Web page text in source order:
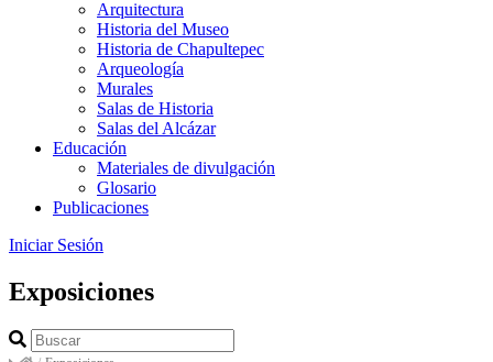
Arquitectura
Historia del Museo
Historia de Chapultepec
Arqueología
Murales
Salas de Historia
Salas del Alcázar
Educación
Materiales de divulgación
Glosario
Publicaciones
Iniciar Sesión
Exposiciones